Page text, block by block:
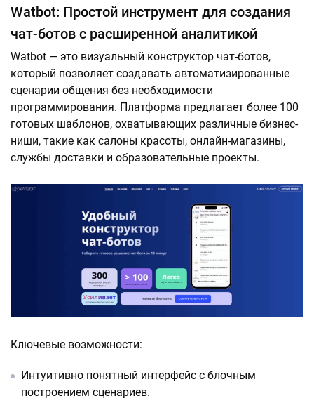
Watbot: Простой инструмент для создания
чат-ботов с расширенной аналитикой
Watbot — это визуальный конструктор чат-ботов,
который позволяет создавать автоматизированные
сценарии общения без необходимости
программирования. Платформа предлагает более 100
готовых шаблонов, охватывающих различные бизнес-
ниши, такие как салоны красоты, онлайн-магазины,
службы доставки и образовательные проекты.
Ключевые возможности:
Интуитивно понятный интерфейс с блочным
построением сценариев.